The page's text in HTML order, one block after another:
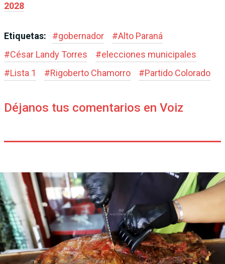
2028
Etiquetas: #gobernador #Alto Paraná
#César Landy Torres #elecciones municipales
#Lista 1 #Rigoberto Chamorro #Partido Colorado
Déjanos tus comentarios en Voiz